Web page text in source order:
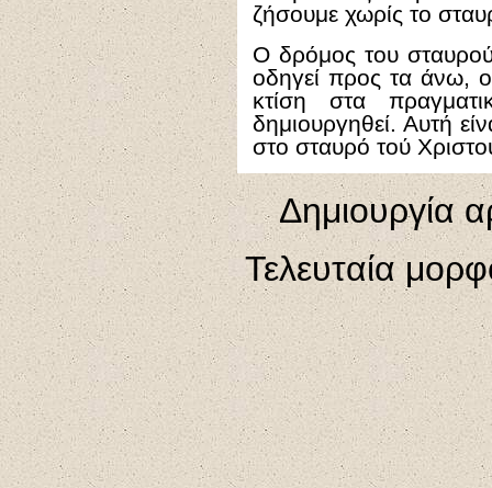
ζήσουμε χωρίς το
Ο δρόμος του
οδηγεί προς τα άνω,
κτίση στα
δημιουργηθεί. Αυτή
στο σταυρό τού
Δημιουργία
Τελευταία